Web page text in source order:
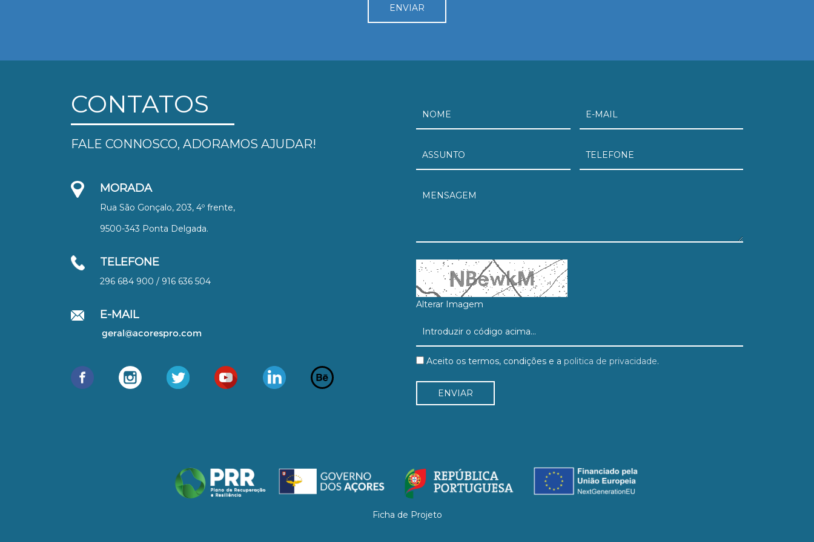
CONTATOS
FALE CONNOSCO, ADORAMOS AJUDAR!
MORADA
Rua São Gonçalo, 203, 4º frente,
9500-343 Ponta Delgada.
TELEFONE
296 684 900 / 916 636 504
E-MAIL
Alterar Imagem
Aceito os termos, condições e a politica de privacidade.
Ficha de Projeto